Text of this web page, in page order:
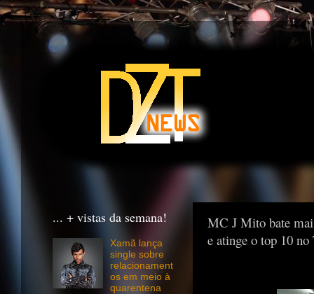
MC J Mito bate
e atinge o top 10
... + vistas da semana!
Xamã lança
single sobre
relacionament
os em meio à
quarentena